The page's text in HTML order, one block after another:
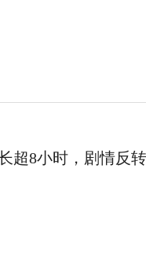
超8小时，剧情反